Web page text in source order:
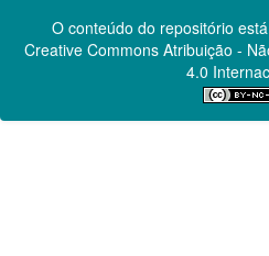
O conteúdo do repositório
Creative CommonsAtribuição -
4.0